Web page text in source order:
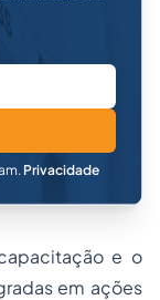
Privacidade
e o
em ações